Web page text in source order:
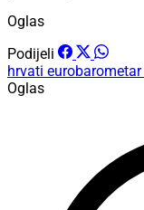
Oglas
Podijeli
hrvati eurobarometar
Oglas